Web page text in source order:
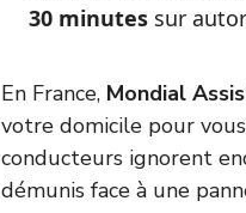
30 minutessur
En France, Mondial
votre domicile pour
conducteurs ignorent
démunis face à une